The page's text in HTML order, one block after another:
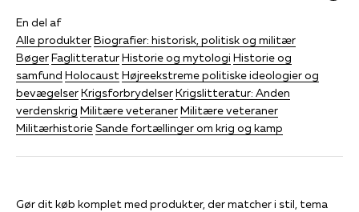
En del af
Alle produkterBiografier: historisk, politisk og militær
BøgerFaglitteraturHistorie og mytologi Historie og
samfund HolocaustHøjreekstreme politiske ideologier og
bevægelserKrigsforbrydelserKrigslitteratur: Anden
verdenskrig Militære veteranerMilitære veteraner
MilitærhistorieSande fortællinger om krig og kamp
Gør dit køb komplet med produkter, der matcher i stil, tema